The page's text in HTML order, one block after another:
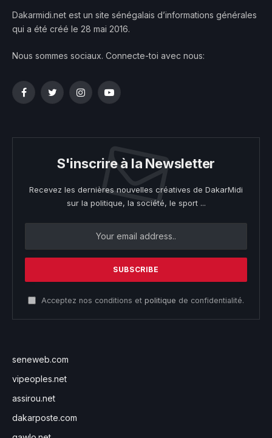
Dakarmidi.net est un site sénégalais d’informations générales
qui a été créé le 28 mai 2016.
Nous sommes sociaux. Connecte-toi avec nous:
FacebookTwitterInstagramYouTube
S'inscrire à la Newsletter
Recevez les dernières nouvelles créatives de DakarMidi
sur la politique, la société, le sport ...
Acceptez nos conditions et politique de confidentialité.
seneweb.com
vipeoples.net
assirou.net
dakarposte.com